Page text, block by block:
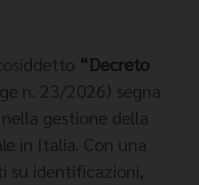
“Decreto
n. 23/2026) segna
gestione della
in Italia. Con una
su identificazioni,